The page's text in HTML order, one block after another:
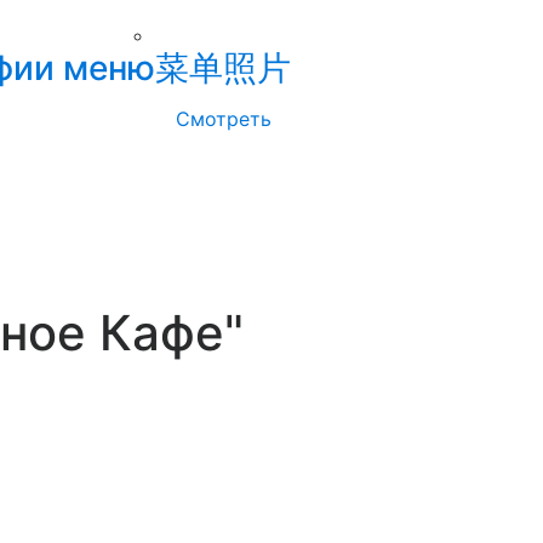
меню菜单照片
Смотреть
Кафе"